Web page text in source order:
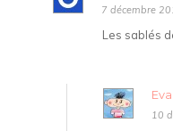
7 décembre
Les sablés
Eva
10